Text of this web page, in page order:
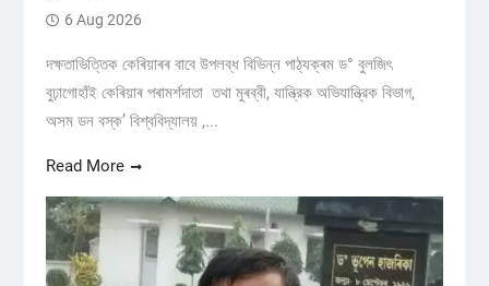
6 Aug 2026
দক্ষতাভিত্তিক কেৰিয়াৰৰ বাবে উপলব্ধ বিভিন্ন পাঠ্যক্ৰম ড° বুলজিৎ
বুঢ়াগোহাঁই কেৰিয়াৰ পৰামৰ্শদাতা তথা মুৰব্বী, যান্ত্রিক অভিযান্ত্রিক বিভাগ,
অসম ডন বস্ক’ বিশ্ববিদ্যালয় ,...
Read More